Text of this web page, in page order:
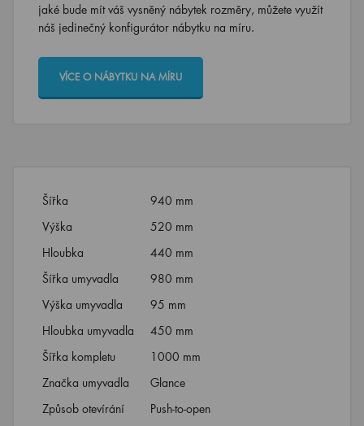
jaké bude mít váš vysněný nábytek rozměry, můžete využít
náš jedinečný konfigurátor nábytku na míru.
VÍCE O NÁBYTKU NA MÍRU
Šířka
940 mm
Výška
520 mm
Hloubka
440 mm
Šířka umyvadla
980 mm
Výška umyvadla
95 mm
Hloubka umyvadla
450 mm
Šířka kompletu
1000 mm
Značka umyvadla
Glance
Způsob otevírání
Push-to-open